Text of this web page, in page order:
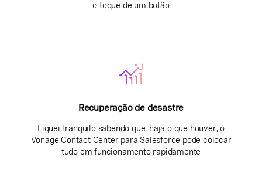
o toque de um botão
Recuperação de desastre
Fiquei tranquilo sabendo que, haja o que houver, o
Vonage Contact Center para Salesforce pode colocar
tudo em funcionamento rapidamente